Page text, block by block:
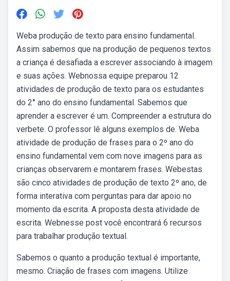
Weba produção de texto para ensino fundamental.
Assim sabemos que na produção de pequenos textos
a criança é desafiada a escrever associando à imagem
e suas ações. Webnossa equipe preparou 12
atividades de produção de texto para os estudantes
do 2° ano do ensino fundamental. Sabemos que
aprender a escrever é um. Compreender a estrutura do
verbete. O professor lê alguns exemplos de. Weba
atividade de produção de frases para o 2º ano do
ensino fundamental vem com nove imagens para as
crianças observarem e montarem frases. Webestas
são cinco atividades de produção de texto 2º ano, de
forma interativa com perguntas para dar apoio no
momento da escrita. A proposta desta atividade de
escrita. Webnesse post você encontrará 6 recursos
para trabalhar produção textual.
Sabemos o quanto a produção textual é importante,
mesmo. Criação de frases com imagens. Utilize